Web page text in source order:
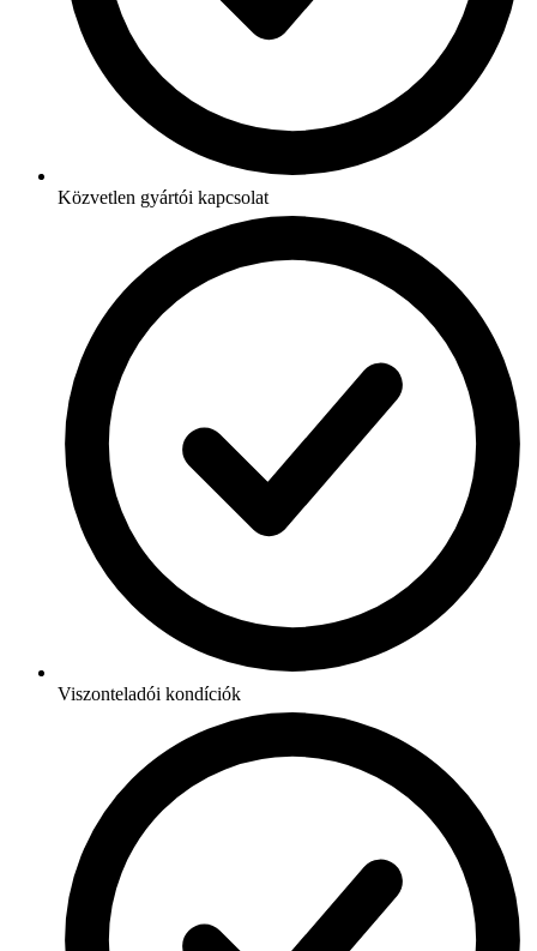
Közvetlen gyártói kapcsolat
Viszonteladói kondíciók